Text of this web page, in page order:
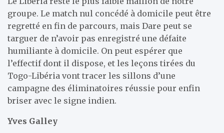
groupe. Le match nul concédé à domicile peut être
regretté en fin de parcours, mais Dare peut se
targuer de n’avoir pas enregistré une défaite
humiliante à domicile. On peut espérer que
l’effectif dont il dispose, et les leçons tirées du
Togo-Libéria vont tracer les sillons d’une
campagne des éliminatoires réussie pour enfin
briser avec le signe indien.
Yves Galley